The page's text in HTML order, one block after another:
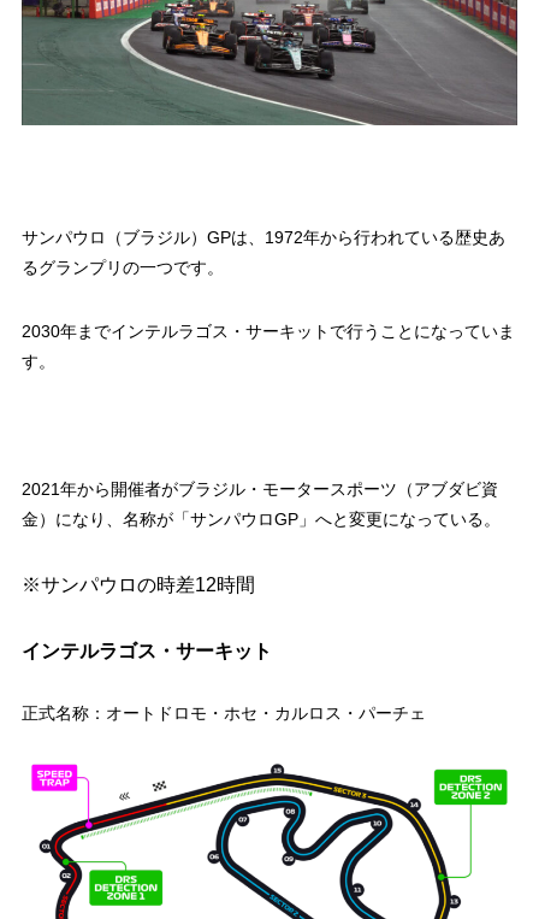
サンパウロ（ブラジル）GPは、1972年から行われている歴史あ
るグランプリの一つです。
2030年までインテルラゴス・サーキットで行うことになっていま
す。
2021年から開催者がブラジル・モータースポーツ（アブダビ資
金）になり、名称が「サンパウロGP」へと変更になっている。
※サンパウロの時差12時間
インテルラゴス・サーキット
正式名称：オートドロモ・ホセ・カルロス・パーチェ